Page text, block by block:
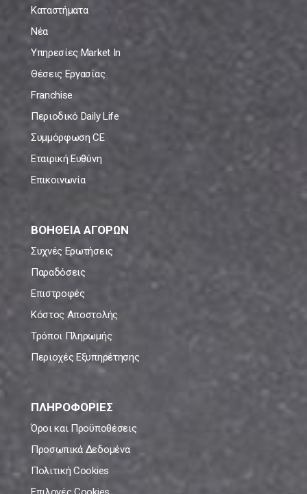
Καταστήματα
Νέα
Υπηρεσίες Market In
Θέσεις Εργασίας
Franchise
Περιοδικό Daily Life
Συμμόρφωση CE
Εταιρική Ευθύνη
Επικοινωνία
ΒΟΗΘΕΙΑ ΑΓΟΡΩΝ
Συχνές Ερωτήσεις
Παραδόσεις
Επιστροφές
Κόστος Αποστολής
Τρόποι Πληρωμής
Περιοχές Εξυπηρέτησης
ΠΛΗΡΟΦΟΡΙΕΣ
Όροι και Προϋποθέσεις
Προσωπικά Δεδομένα
Πολιτική Cookies